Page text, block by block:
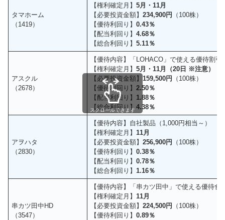
タマホーム
（1419）
【権利確定月】5月・11月
【必要投資金額】234,900円
（100株）
【優待利回り】0.43％
【配当利回り】4.68％
【総合利回り】5.11％
アスクル
（2678）
【優待内容】「LOHACO」で使える優待割
【権利確定月】5月・11月（20日 ※注意）
【必要投資金額】 159,500円
（100株）
【優待利回り】2.50％
【配当利回り】 1.88％
【総合利回り】4.38％
アヲハタ
（2830）
【優待内容】自社製品（1,000円相当～）
【権利確定月】 11月
【必要投資金額】256,900円
（100株）
【優待利回り】0.38％
【配当利回り】0.78％
【総合利回り】 1.16％
串カツ田中HD
（3547）
【優待内容】「串カツ田中」で使える優待
【権利確定月】 11月
【必要投資金額】224,500円
（100株）
【優待利回り】0.89％
スクロールできます